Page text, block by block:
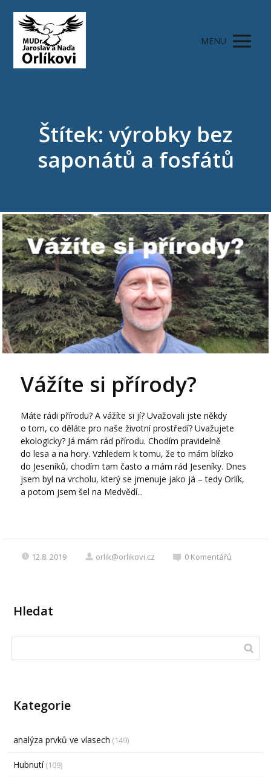
MENU
Štítek: výrobky bez
saponátů a fosfátů
Vážíte si přírody?
Máte rádi přírodu? A vážíte si jí? Uvažovali jste někdy
o tom, co děláte pro naše životní prostředí? Uvažujete
ekologicky? Já mám rád přírodu. Chodím pravidelně
do lesa a na hory. Vzhledem k tomu, že to mám blízko
do Jeseníků, chodím tam často a mám rád Jeseníky. Dnes
jsem byl na vrcholu, který se jmenuje jako já – tedy Orlík,
a potom jsem šel na Medvědí...
12.8. 2019 orlik@orlikovi.cz 0 Komentářů
Hledat
Kategorie
analýza prvků ve vlasech (149)
Hubnutí(109)